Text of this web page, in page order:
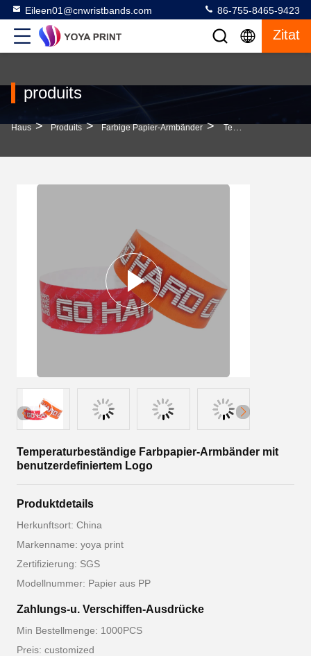
Eileen01@cnwristbands.com 86-755-8465-9423
Zitat
produits
Haus > Produits > Farbige Papier-Armbänder > Temperaturbeständige Farbpapier-Armbänder Mit Benutzerdefiniertem Logo
Temperaturbeständige Farbpapier-Armbänder mit
benutzerdefiniertem Logo
Produktdetails
Herkunftsort: China
Markenname: yoya print
Zertifizierung: SGS
Modellnummer: Papier aus PP
Zahlungs-u. Verschiffen-Ausdrücke
Min Bestellmenge: 1000PCS
Preis: customized